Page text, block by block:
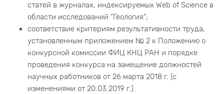
статей в журналах, индексируемых Web of Science в
области исследований "Геология";
соответствие критериям результативности труда,
установленным приложением № 2 к Положению о
конкурсной комиссии ФИЦ КНЦ РАН и порядке
проведения конкурса на замещение должностей
научных работников от 26 марта 2018 г. (с
изменениями от 20.03.2019 г.).